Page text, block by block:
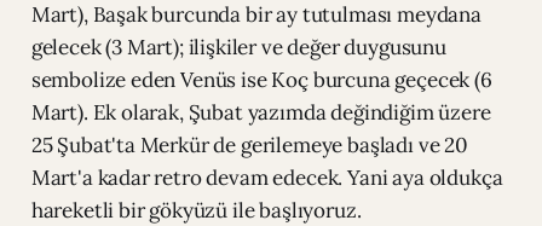
Mart), Başak burcunda bir ay tutulması meydana
gelecek (3 Mart); ilişkiler ve değer duygusunu
sembolize eden Venüs ise Koç burcuna geçecek (6
Mart). Ek olarak, Şubat yazımda değindiğim üzere
25 Şubat'ta Merkür de gerilemeye başladı ve 20
Mart'a kadar retro devam edecek. Yani aya oldukça
hareketli bir gökyüzü ile başlıyoruz.